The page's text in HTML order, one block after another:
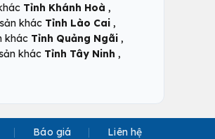
Tỉnh Khánh Hoà ,
khác Tỉnh Lào Cai ,
khác Tỉnh Quảng Ngãi ,
khác Tỉnh Tây Ninh ,
Báo giá Liên hệ